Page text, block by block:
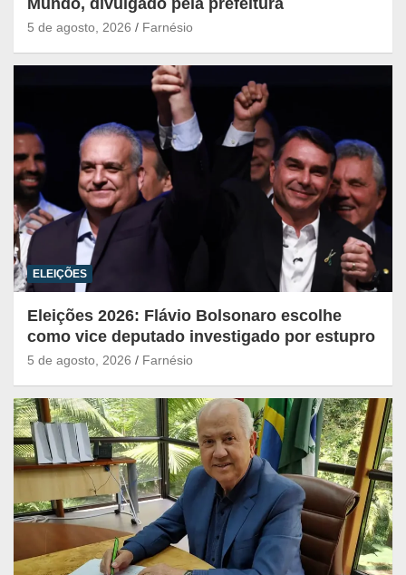
5 de agosto, 2026 Farnésio
ELEIÇÕES
Eleições 2026: Flávio Bolsonaro escolhe
como vice deputado investigado por estupro
5 de agosto, 2026 Farnésio